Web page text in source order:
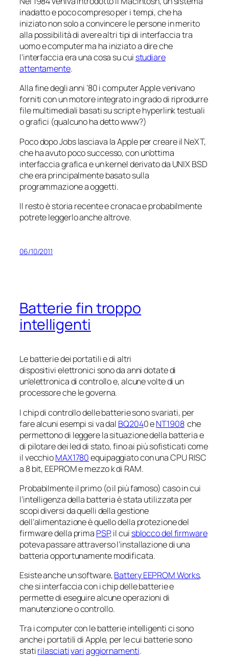
inadatto e poco compreso per i tempi, che ha
iniziato non solo a convincere le persone in merito
alla possibilità di avere altri tipi di interfaccia tra
uomo e computer ma ha iniziato a dire che
l’interfaccia era una cosa su cui studiare
attentamente.
Alla fine degli anni ’80 i computer Apple venivano
forniti con un motore integrato in grado di riprodurre
file multimediali basati su script e hyperlink testuali
o grafici (qualcuno ha dettowww?)
Poco dopo Jobs lasciava la Apple per creare il NeXT,
che ha avuto poco successo, con un’ottima
interfaccia grafica e un kernel derivato da UNIX BSD
che era principalmente basato sulla
programmazione a oggetti.
Il resto è storia recente e cronaca e probabilmente
potrete leggerlo anche altrove.
06/10/2011
Batterie fin troppo
intelligenti
Le batterie dei portatili e di altri
dispositivi elettronici sono da anni dotate di
un’elettronica di controllo e, alcune volte di un
processore che le governa.
I chip di controllo delle batterie sono svariati, per
fare alcuni esempi si va dal BQ2040 eNT1908che
permettono di leggere la situazione della batteria e
di pilotare dei led di stato, fino ai più sofisticati come
il vecchioMAX1780equipaggiato con una CPU RISC
a 8 bit, EEPROM e mezzo k di RAM.
Probabilmente il primo (o il più famoso) caso in cui
l’intelligenzadella batteria è stata utilizzata per
scopi diversi da quelli della gestione
dell’alimentazione è quello della protezione del
firmware della prima PSP, il cui sblocco del firmware
poteva passare attraverso l’installazione di una
batteria opportunamente modificata.
Esiste anche un software,Battery EEPROM Works,
che si interfaccia con i chip delle batterie e
permette di eseguire alcune operazioni di
manutenzione o controllo.
Tra i computer con le batterieintelligentici sono
anche i portatili di Apple, per le cui batterie sono
statirilasciativariaggiornamenti.